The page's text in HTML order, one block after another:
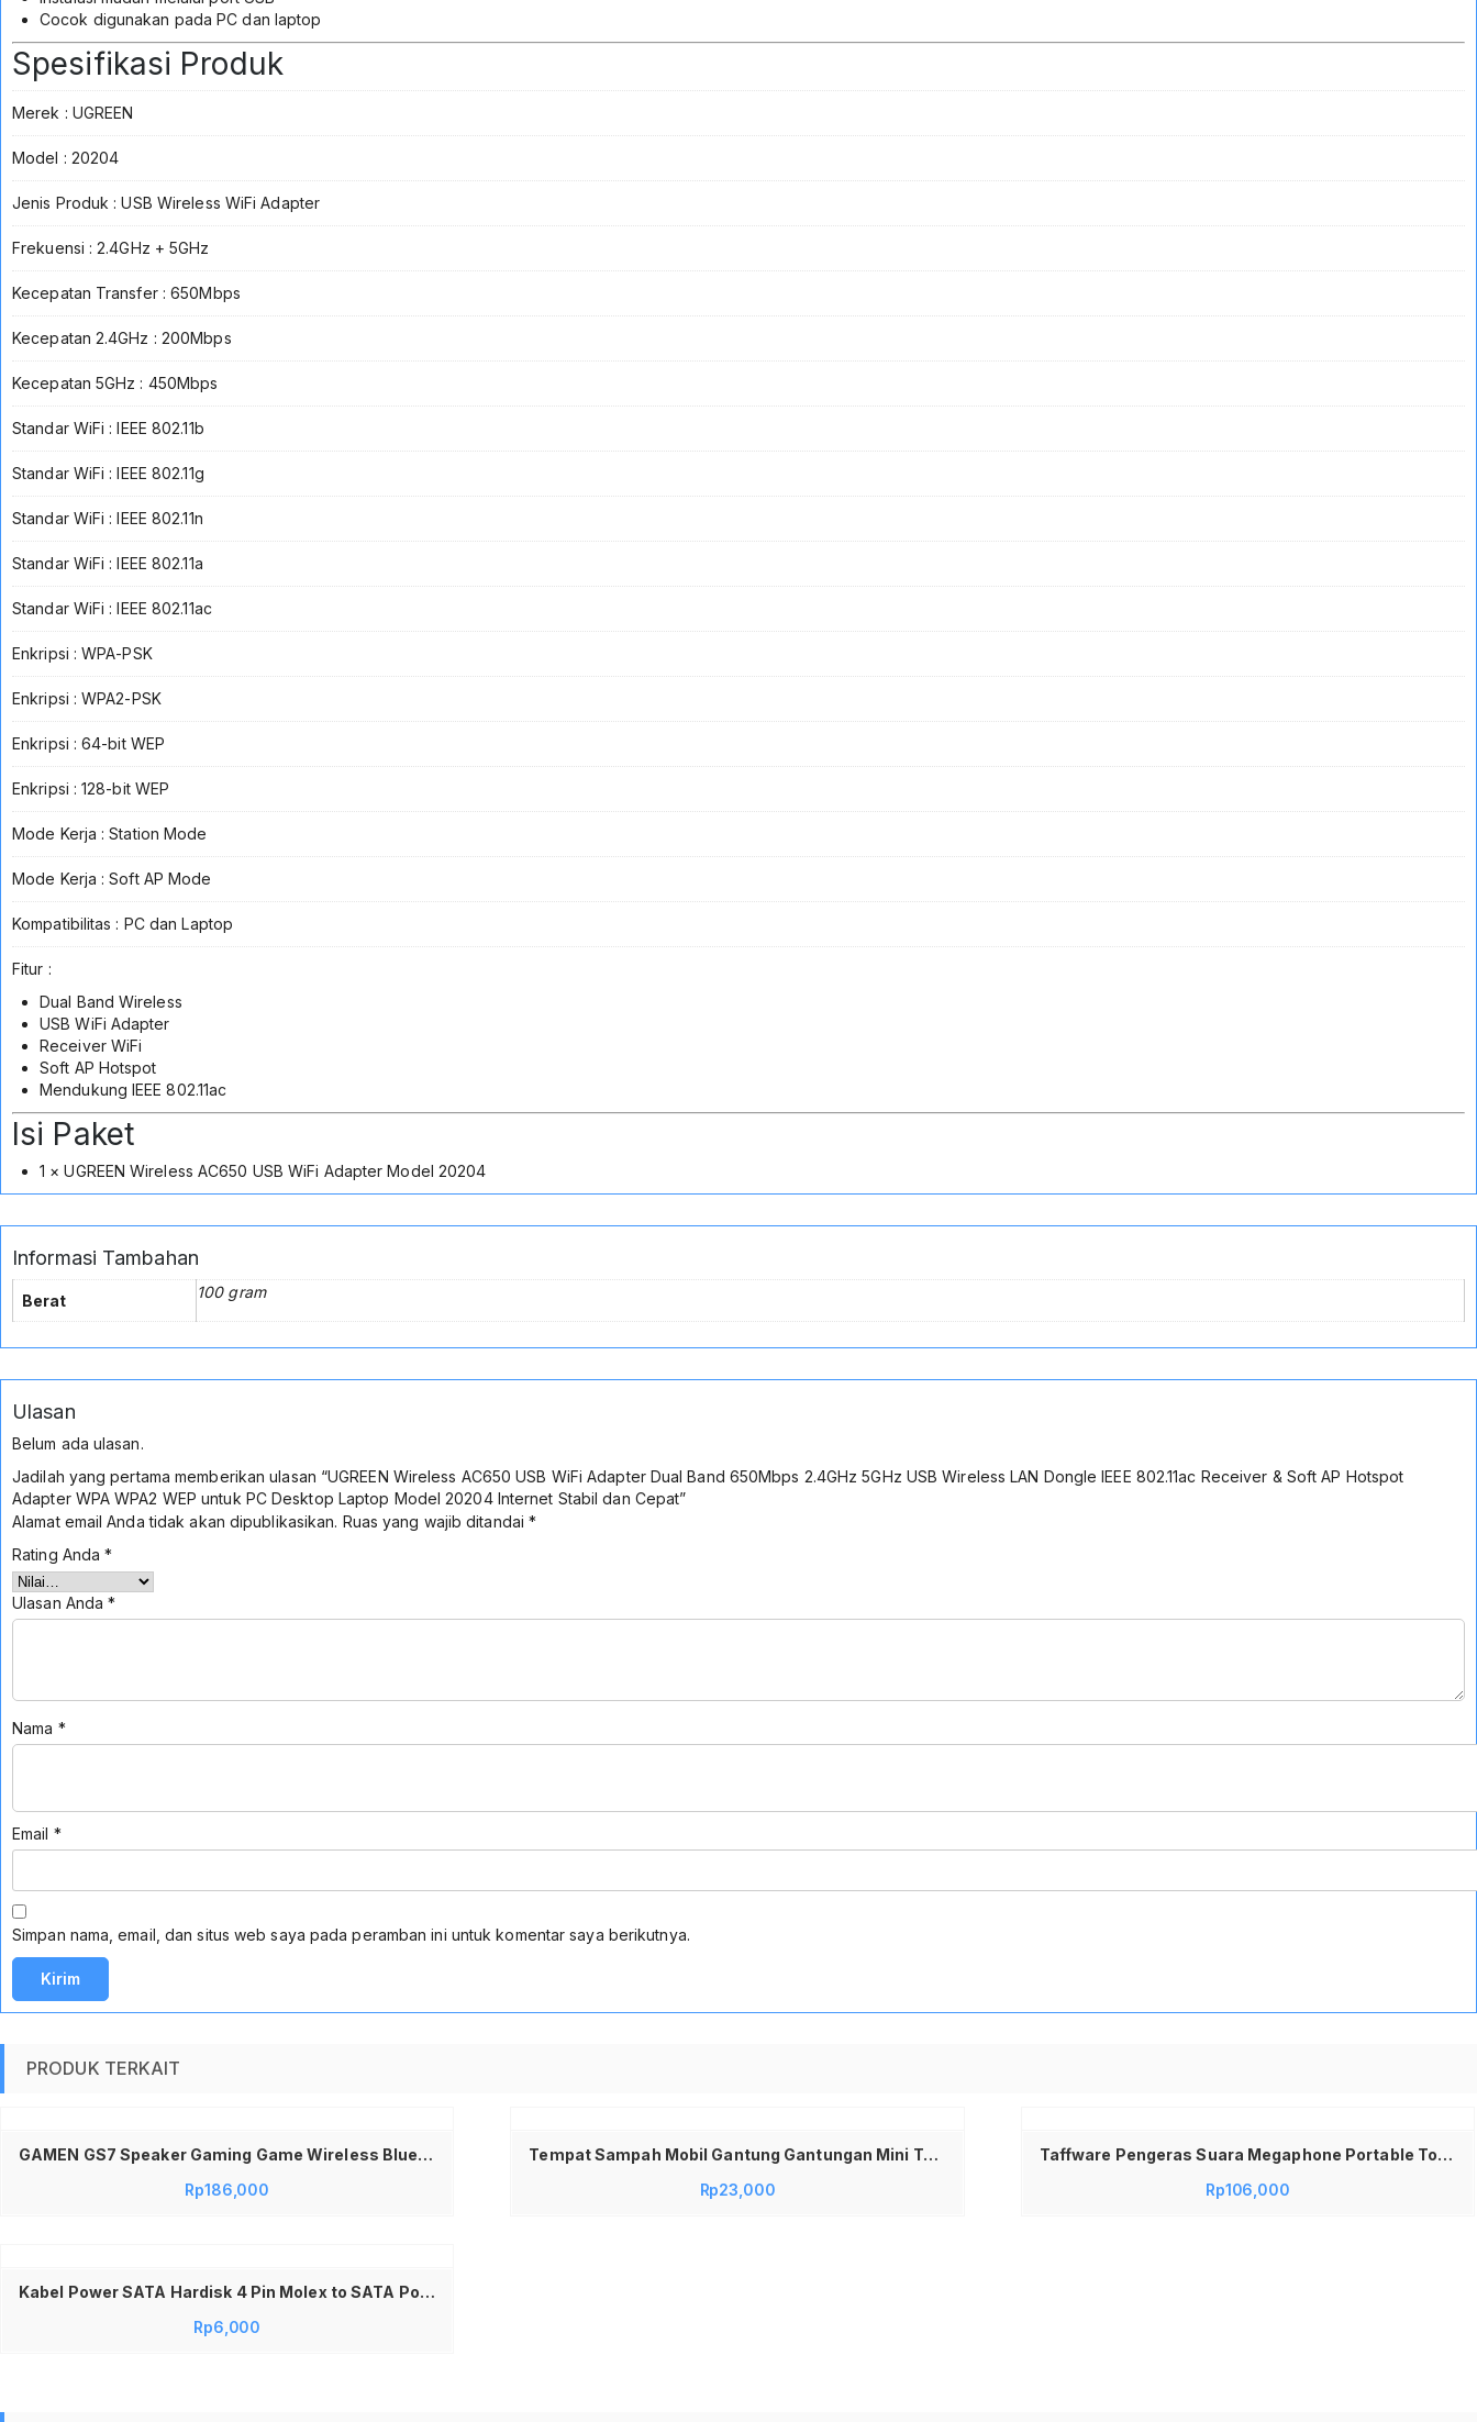
Cocok digunakan pada PC dan laptop
Spesifikasi Produk
Merek : UGREEN
Model : 20204
Jenis Produk : USB Wireless WiFi Adapter
Frekuensi : 2.4GHz + 5GHz
Kecepatan Transfer : 650Mbps
Kecepatan 2.4GHz : 200Mbps
Kecepatan 5GHz : 450Mbps
Standar WiFi : IEEE 802.11b
Standar WiFi : IEEE 802.11g
Standar WiFi : IEEE 802.11n
Standar WiFi : IEEE 802.11a
Standar WiFi : IEEE 802.11ac
Enkripsi : WPA-PSK
Enkripsi : WPA2-PSK
Enkripsi : 64-bit WEP
Enkripsi : 128-bit WEP
Mode Kerja : Station Mode
Mode Kerja : Soft AP Mode
Kompatibilitas : PC dan Laptop
Fitur :
Dual Band Wireless
USB WiFi Adapter
Receiver WiFi
Soft AP Hotspot
Mendukung IEEE 802.11ac
Isi Paket
1 × UGREEN Wireless AC650 USB WiFi Adapter Model 20204
Informasi Tambahan
Berat 100 gram
Ulasan
Belum ada ulasan.
Jadilah yang pertama memberikan ulasan “UGREEN Wireless AC650 USB WiFi Adapter Dual Band 650Mbps 2.4GHz 5GHz USB Wireless LAN Dongle IEEE 802.11ac Receiver & Soft AP Hotspot
Adapter WPA WPA2 WEP untuk PC Desktop Laptop Model 20204 Internet Stabil dan Cepat”
Alamat email Anda tidak akan dipublikasikan. Ruas yang wajib ditandai*
Rating Anda*
Ulasan Anda*
Nama *
Email *
Simpan nama, email, dan situs web saya pada peramban ini untuk komentar saya berikutnya.
PRODUK TERKAIT
GAMEN GS7 Speaker Gaming Game Wireless Bluetooth 5.3 Kabel Laptop PC Komputer Surround Sound GS7 Full Bass Lampu LED RGB Original Garansi 1 Tahun
Rp186,000
Tempat Sampah Mobil Gantung Gantungan Mini Tempat Sampah Tong Sampah Mobil Avanza Ayla Agya Tempat Sampah Mobil Trash Bin Pressing Type
Rp23,000
Taffware Pengeras Suara Megaphone Portable Toa Charger dengan Fungsi Rekaman Untuk Promosi Gathering Jualan Keliling Out Bond Study Tour Recharge Rechargeable Bisa Dicas Ulang
Rp106,000
Kabel Power SATA Hardisk 4 Pin Molex to SATA Power Cable Kabel Power HDD SSD DVD ROM Converter Adaptor PSU Komputer PC Desktop Penghubung Daya Hard Disk Internal Stabil Tahan Lama untuk Upgrade dan Perakitan Komputer
Rp6,000